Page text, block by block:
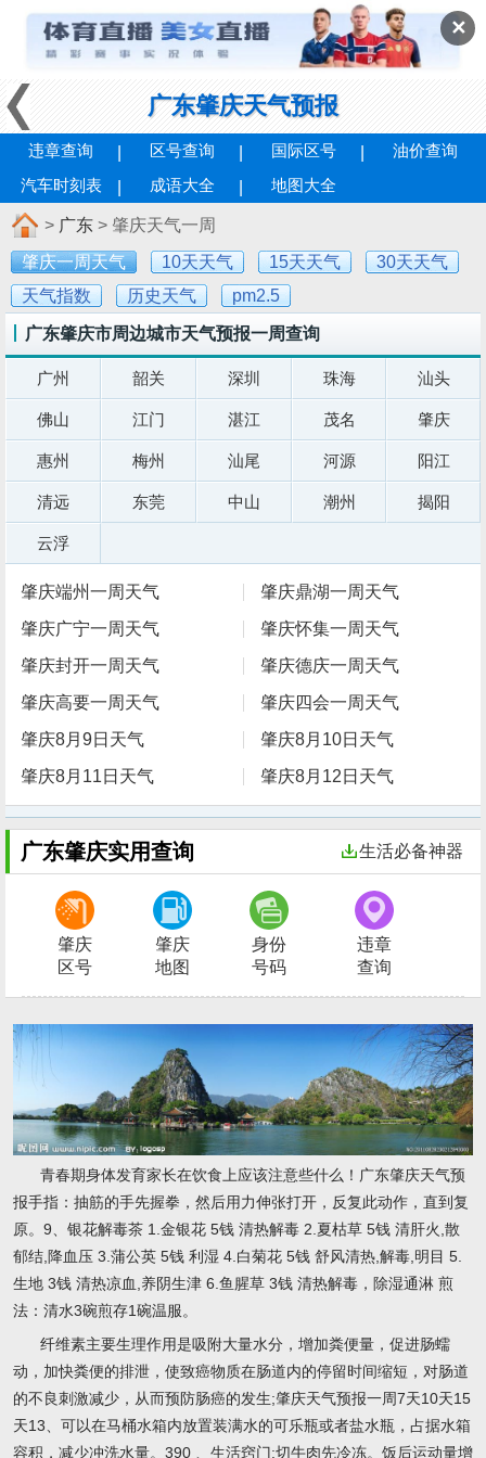
✕
广东肇庆天气预报
违章查询 区号查询 国际区号
油价查询
汽车时刻表
成语大全 地图大全
> 广东 > 肇庆天气一周
肇庆一周天气
10天天气 15天天气
30天天气
天气指数
历史天气 pm2.5
广东肇庆市周边城市天气预报一周查询
广州 韶关 深圳 珠海 汕头
佛山 江门 湛江 茂名 肇庆
惠州 梅州 汕尾 河源 阳江
清远 东莞 中山 潮州 揭阳
云浮
肇庆端州一周天气
肇庆鼎湖一周天气
肇庆广宁一周天气
肇庆怀集一周天气
肇庆封开一周天气
肇庆德庆一周天气
肇庆高要一周天气
肇庆四会一周天气
肇庆8月9日天气
肇庆8月10日天气
肇庆8月11日天气
肇庆8月12日天气
广东肇庆实用查询 生活必备神器
肇庆
区号
肇庆
地图
身份
号码
违章
查询
青春期身体发育家长在饮食上应该注意些什么！广东肇庆天气预
报手指：抽筋的手先握拳，然后用力伸张打开，反复此动作，直到复
原。9、银花解毒茶 1.金银花 5钱 清热解毒 2.夏枯草 5钱 清肝火,散
郁结,降血压 3.蒲公英 5钱 利湿 4.白菊花 5钱 舒风清热,解毒,明目 5.
生地 3钱 清热凉血,养阴生津 6.鱼腥草 3钱 清热解毒，除湿通淋 煎
法：清水3碗煎存1碗温服。
纤维素主要生理作用是吸附大量水分，增加粪便量，促进肠蠕
动，加快粪便的排泄，使致癌物质在肠道内的停留时间缩短，对肠道
的不良刺激减少，从而预防肠癌的发生;肇庆天气预报一周7天10天15
天13、可以在马桶水箱内放置装满水的可乐瓶或者盐水瓶，占据水箱
容积，减少冲洗水量。390 、生活窍门:切牛肉先冷冻。饭后运动量增